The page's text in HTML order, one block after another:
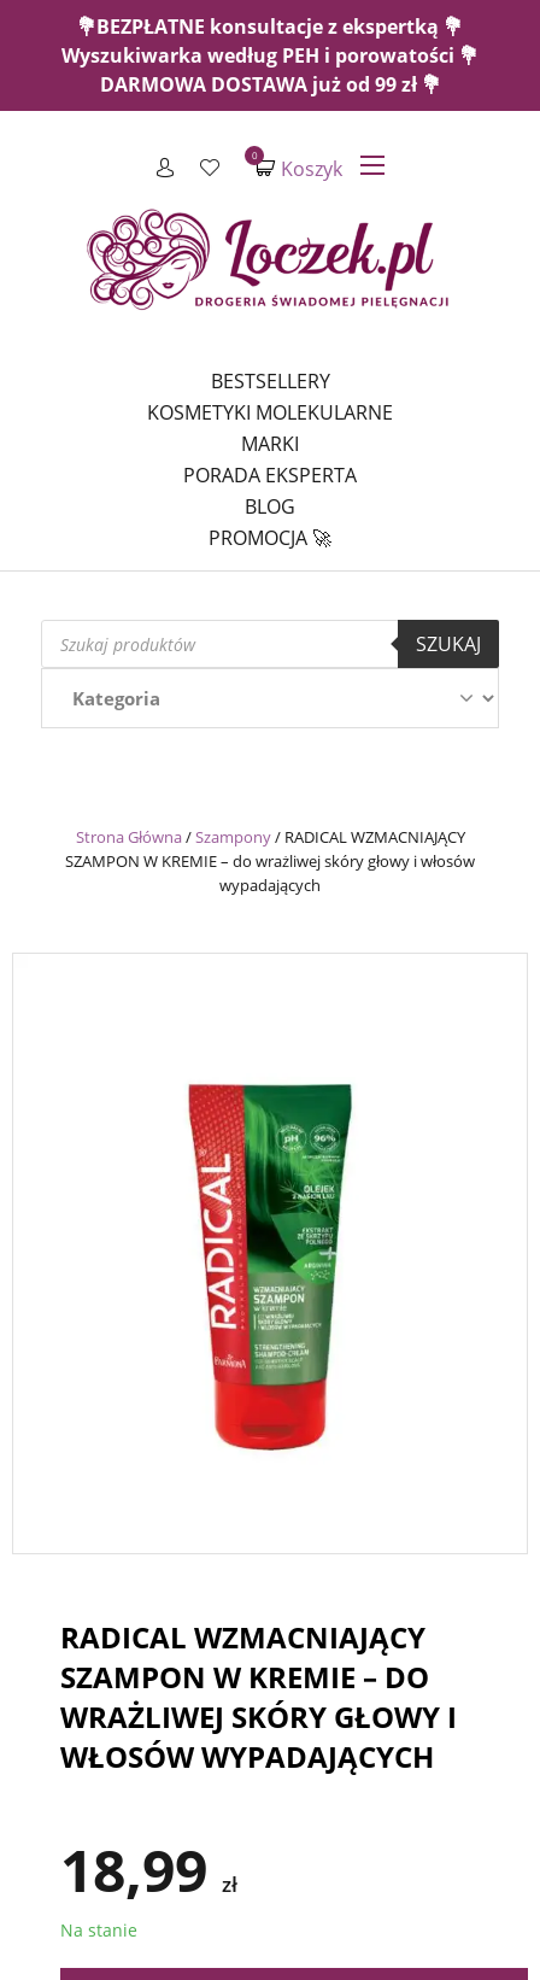
💐BEZPŁATNE konsultacje z ekspertką 💐
Wyszukiwarka według PEH i porowatości 💐
DARMOWA DOSTAWA już od 99 zł 💐
Koszyk
0
BESTSELLERY
KOSMETYKI MOLEKULARNE
MARKI
PORADA EKSPERTA
BLOG
PROMOCJA 🚀
Wyszukiwarka
produktów
SZUKAJ
Strona Główna/Szampony/ RADICAL WZMACNIAJĄCY
SZAMPON W KREMIE – do wrażliwej skóry głowy i włosów
wypadających
RADICAL WZMACNIAJĄCY
SZAMPON W KREMIE – DO
WRAŻLIWEJ SKÓRY GŁOWY I
WŁOSÓW WYPADAJĄCYCH
18,99 zł
Na stanie